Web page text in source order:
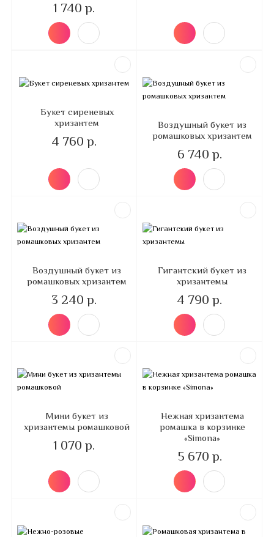
1 740 р.
Букет сиреневых
хризантем
4 760 р.
Воздушный букет из
ромашковых хризантем
6 740 р.
Воздушный букет из
ромашковых хризантем
3 240 р.
Гигантский букет из
хризантемы
4 790 р.
Мини букет из
хризантемы ромашковой
1 070 р.
Нежная хризантема
ромашка в корзинке
«Simona»
5 670 р.